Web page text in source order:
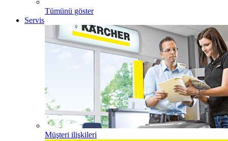
Tümünü göster
Servis
Müşteri ilişkileri